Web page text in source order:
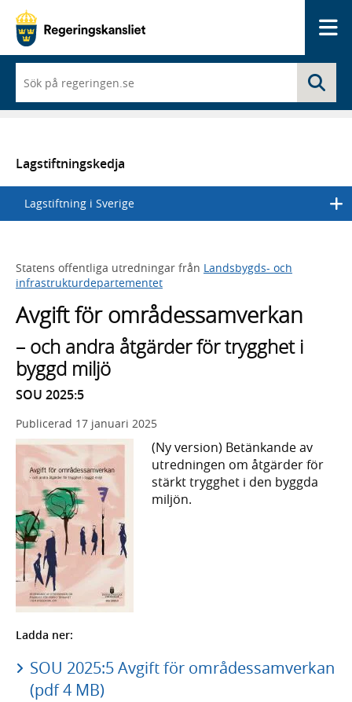
du
börjar
skriva
en
lista
med
sökförslag
Lagstiftningskedja
Lagstiftning i Sverige
Statens offentliga utredningar från Landsbygds- och
infrastrukturdepartementet
Avgift för områdessamverkan
– och andra åtgärder för trygghet i
byggd miljö
SOU 2025:5
Publicerad 17 januari 2025
(Ny version) Betänkande av
utredningen om åtgärder för
stärkt trygghet i den byggda
miljön.
Ladda ner:
SOU 2025:5 Avgift för områdessamverkan
(pdf 4 MB)